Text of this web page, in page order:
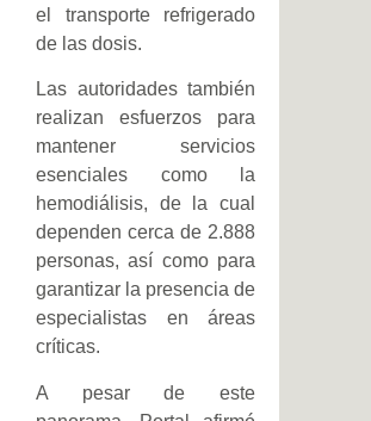
el transporte refrigerado
de las dosis.
Las autoridades también
realizan esfuerzos para
mantener servicios
esenciales como la
hemodiálisis, de la cual
dependen cerca de 2.888
personas, así como para
garantizar la presencia de
especialistas en áreas
críticas.
A pesar de este